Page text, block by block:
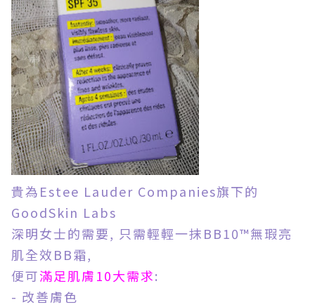
貴為Estee Lauder Companies旗下的
GoodSkin Labs
深明女士的需要, 只需輕輕一抹BB10™無瑕亮
肌全效BB霜,
便可滿足肌膚10大需求:
- 改善膚色